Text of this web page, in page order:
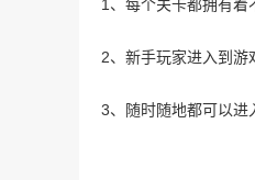
1、每个关卡都拥有
2、新手玩家进入到
3、随时随地都可以进